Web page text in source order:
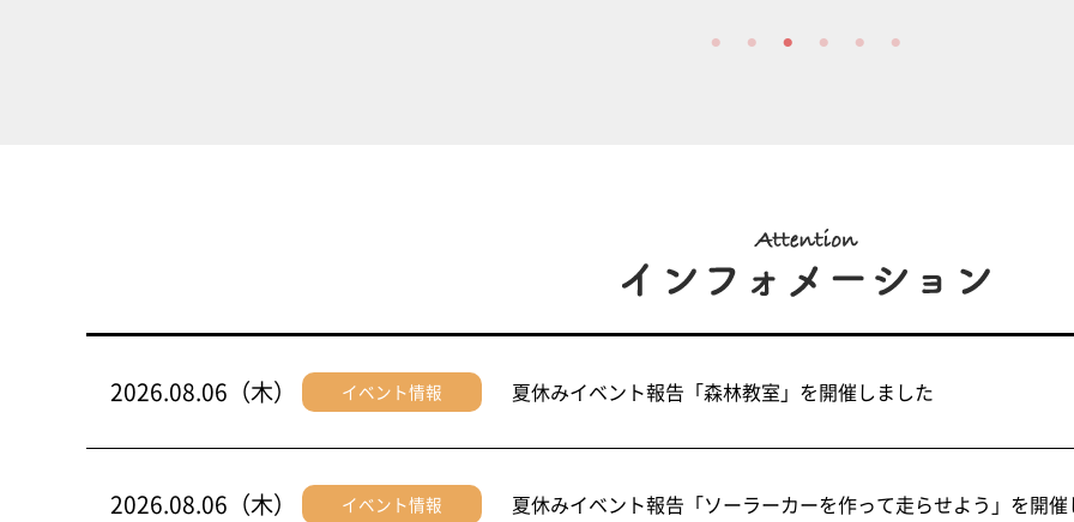
2026.08.06（木） イベント情報 夏休みイベント報告「森林教室」を開催しました
2026.08.06（木） イベント情報 夏休みイベント報告「ソーラーカーを作って走らせよう」を開